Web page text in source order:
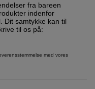
fra bareen
indenfor
til os på:
med vores